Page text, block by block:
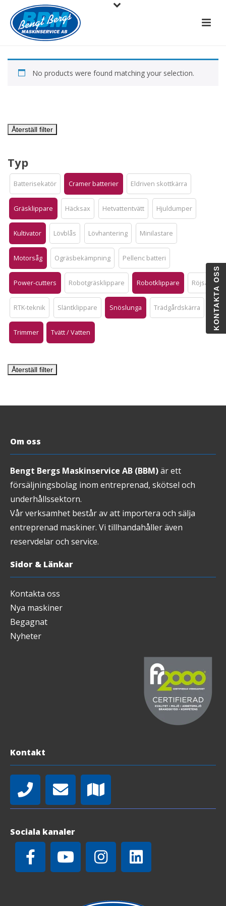
No products were found matching your selection.
Återställ filter
Typ
Batterisekatör Cramer batterier Eldriven skottkärra
Gräsklippare Häcksax Hetvattentvätt Hjuldumper
Kultivator Lövblås Lövhantering Minilastare
Motorsåg Ogräsbekämpning Pellenc batteri
Power-cutters Robotgräsklippare Robotklippare Röjsåg
RTK-teknik Släntklippare Snöslunga Trädgårdskärra
Trimmer Tvätt / Vatten
Återställ filter
Om oss
Bengt Bergs Maskinservice AB (BBM)är ett
försäljningsbolag inom entreprenad, skötsel och
underhållssektorn.
Vår verksamhet består av att importera och sälja
entreprenad maskiner. Vi tillhandahåller även
reservdelar och service.
Sidor & Länkar
Kontakta oss
Nya maskiner
Begagnat
Nyheter
Kontakt
Sociala kanaler
KONTAKTA OSS